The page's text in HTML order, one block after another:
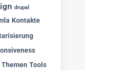
drupal
Kontakte
Themen Tools